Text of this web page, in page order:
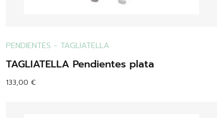
PENDIENTES - TAGLIATELLA
TAGLIATELLA Pendientes plata
133,00 €